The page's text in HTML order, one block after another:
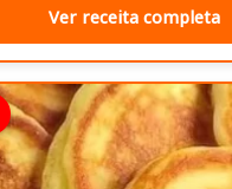
Ver receita completa